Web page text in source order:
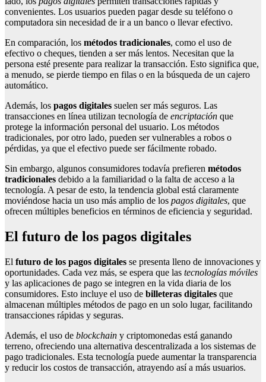
convenientes. Los usuarios pueden pagar desde su teléfono o
computadora sin necesidad de ir a un banco o llevar efectivo.
En comparación, los métodos tradicionales, como el uso de
efectivo o cheques, tienden a ser más lentos. Necesitan que la
persona esté presente para realizar la transacción. Esto significa que,
a menudo, se pierde tiempo en filas o en la búsqueda de un cajero
automático.
Además, los pagos digitales suelen ser más seguros. Las
transacciones en línea utilizan tecnología de encriptación que
protege la información personal del usuario. Los métodos
tradicionales, por otro lado, pueden ser vulnerables a robos o
pérdidas, ya que el efectivo puede ser fácilmente robado.
Sin embargo, algunos consumidores todavía prefieren métodos
tradicionales debido a la familiaridad o la falta de acceso a la
tecnología. A pesar de esto, la tendencia global está claramente
moviéndose hacia un uso más amplio de los pagos digitales, que
ofrecen múltiples beneficios en términos de eficiencia y seguridad.
El futuro de los pagos digitales
El futuro de los pagos digitales se presenta lleno de innovaciones y
oportunidades. Cada vez más, se espera que las tecnologías móviles
y las aplicaciones de pago se integren en la vida diaria de los
consumidores. Esto incluye el uso de billeteras digitales que
almacenan múltiples métodos de pago en un solo lugar, facilitando
transacciones rápidas y seguras.
Además, el uso de blockchain y criptomonedas está ganando
terreno, ofreciendo una alternativa descentralizada a los sistemas de
pago tradicionales. Esta tecnología puede aumentar la transparencia
y reducir los costos de transacción, atrayendo así a más usuarios.